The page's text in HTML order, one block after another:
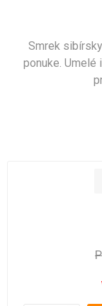
Smrek
ponuke. Umelé